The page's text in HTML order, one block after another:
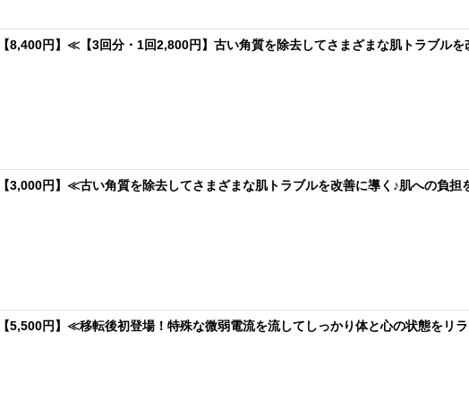
【8,400円】≪【3回分・1回2,800円】古い角質を除去してさまざまな肌トラブル
【3,000円】≪古い角質を除去してさまざまな肌トラブルを改善に導く♪肌への負
【5,500円】≪移転後初登場！特殊な微弱電流を流してしっかり体と心の状態をリ